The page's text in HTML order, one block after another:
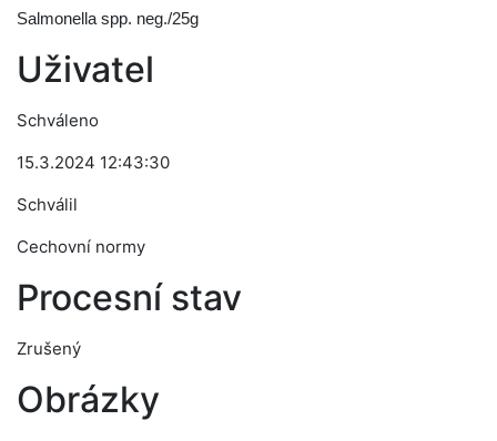
Salmonella spp. neg./25g
Uživatel
Schváleno
15.3.2024 12:43:30
Schválil
Cechovní normy
Procesní stav
Zrušený
Obrázky